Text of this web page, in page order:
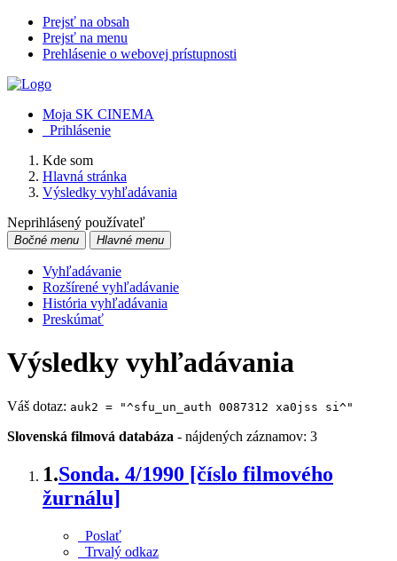
Prejsť na obsah
Prejsť na menu
Prehlásenie o webovej prístupnosti
Moja SK CINEMA
Prihlásenie
Kde som
Hlavná stránka
Výsledky vyhľadávania
Neprihlásený používateľ
Bočné menu Hlavné menu
Vyhľadávanie
Rozšírené vyhľadávanie
História vyhľadávania
Preskúmať
Výsledky vyhľadávania
Váš dotaz: auk2 = "^sfu_un_auth 0087312 xa0jss si^"
Slovenská filmová databáza - nájdených záznamov: 3
1.Sonda. 4/1990 [číslo filmového
žurnálu]
Poslať
Trvalý odkaz